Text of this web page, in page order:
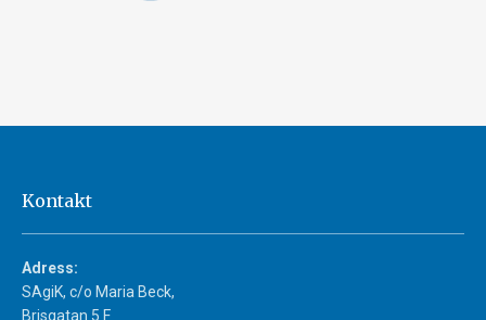
Kontakt
Adress:
SAgiK, c/o Maria Beck,
Brisgatan 5 F